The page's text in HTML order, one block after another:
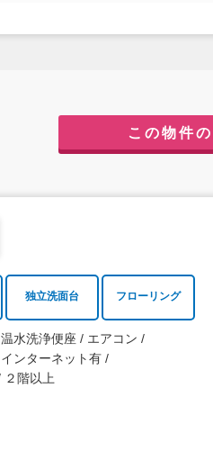
この物件
独立洗面台 フローリング
温水洗浄便座
エアコン
インターネット有
２階以上